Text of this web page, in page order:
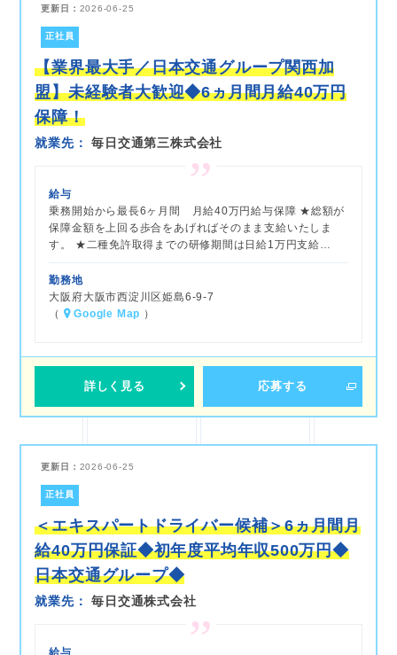
更新日： 2026-06-25
正社員
【業界最大手／日本交通グループ関西加
盟】未経験者大歓迎◆6ヵ月間月給40万円
保障！
就業先 毎日交通第三株式会社
給与
乗務開始から最長6ヶ月間 月給40万円給与保障 ★総額が
保障金額を上回る歩合をあげればそのまま支給いたしま
す。 ★二種免許取得までの研修期間は日給1万円支給…
勤務地
大阪府大阪市西淀川区姫島6-9-7
（
Google Map ）
詳しく見る 応募する
更新日： 2026-06-25
正社員
＜エキスパートドライバー候補＞6ヵ月間月
給40万円保証◆初年度平均年収500万円◆
日本交通グループ◆
就業先 毎日交通株式会社
給与